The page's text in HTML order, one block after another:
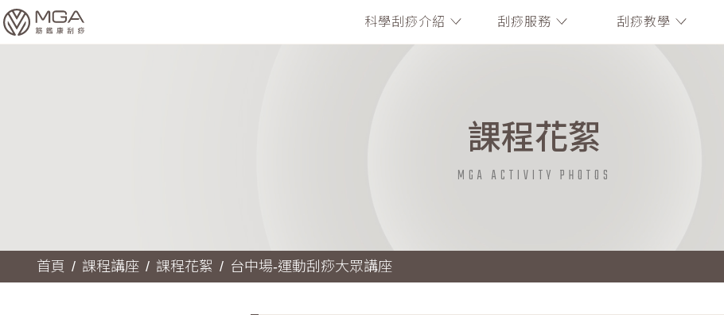
科學刮痧介紹 刮痧服務 刮痧教學
課程花絮
MGA ACTIVITY PHOTOS
首頁 課程講座 課程花絮 台中場-運動刮痧大眾講座